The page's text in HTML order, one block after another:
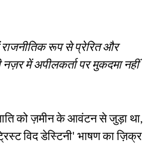
राजनीतिक रूप से प्रेरित और
नज़र में अपीलकर्ता पर मुकदमा नहीं
को ज़मीन के आवंटन से जुड़ा था,
विद डेस्टिनी' भाषण का ज़िक्र